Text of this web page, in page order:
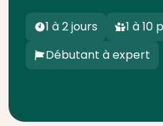
1 à 2 jours
1 à 10
Débutant à expert